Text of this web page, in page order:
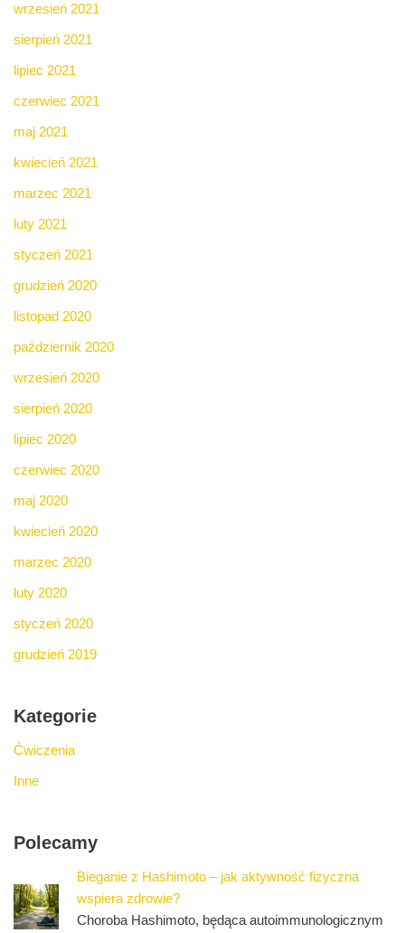
wrzesień 2021
sierpień 2021
lipiec 2021
czerwiec 2021
maj 2021
kwiecień 2021
marzec 2021
luty 2021
styczeń 2021
grudzień 2020
listopad 2020
październik 2020
wrzesień 2020
sierpień 2020
lipiec 2020
czerwiec 2020
maj 2020
kwiecień 2020
marzec 2020
luty 2020
styczeń 2020
grudzień 2019
Kategorie
Ćwiczenia
Inne
Polecamy
Bieganie z Hashimoto – jak aktywność fizyczna
wspiera zdrowie?
Choroba Hashimoto, będąca autoimmunologicznym